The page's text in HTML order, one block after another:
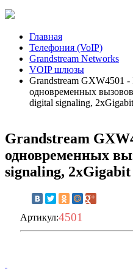
Главная
Телефония (VoIP)
Grandstream Networks
VOIP шлюзы
Grandstream GXW4501
одновременных
digital signaling,
Grandstream
одновременных
signaling,
Артикул:4501